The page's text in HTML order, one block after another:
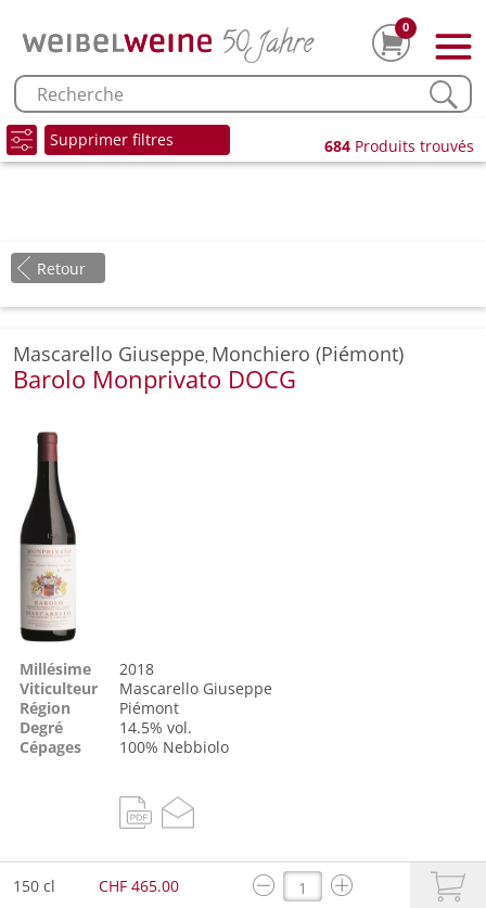
0
Supprimer filtres 684 Produits trouvés
Retour
Mascarello Giuseppe, Monchiero (Piémont)
Barolo Monprivato DOCG
Millésime
2018
Viticulteur
Mascarello Giuseppe
Région
Piémont
Degré
14.5% vol.
Cépages
100% Nebbiolo
150 cl CHF 465.00